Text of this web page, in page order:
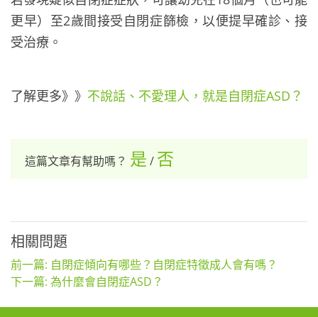
更早）至2歲間接受自閉症篩檢，以便提早確診、接
受治療。
了解更多》》 不說話、不愛理人，就是自閉症ASD？
這篇文章有幫助嗎？ 是 / 否
相關問題
前一篇: 自閉症傾向有哪些？自閉症特徵成人會有嗎？
下一篇: 為什麼會自閉症ASD？